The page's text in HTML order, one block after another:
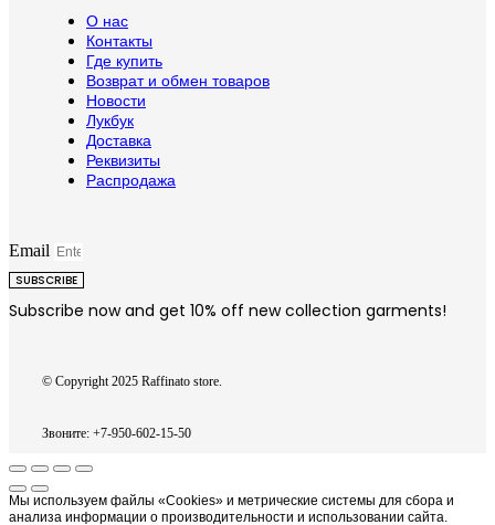
О нас
Контакты
Где купить
Возврат и обмен товаров
Новости
Лукбук
Доставка
Реквизиты
Распродажа
Email
SUBSCRIBE
Subscribe now and get 10% off new collection garments!
© Copyright 2025 Raffinato store.
Звоните: +7-950-602-15-50
Вверх
Мы используем файлы «Cookies» и метрические системы для сбора и
анализа информации о производительности и использовании сайта.